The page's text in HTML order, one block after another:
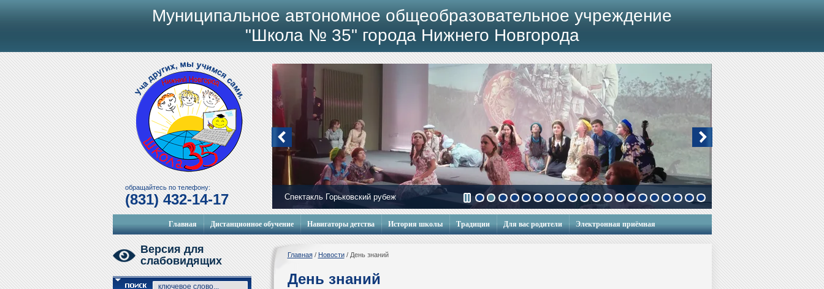
Спектакль Горьковский рубеж
Мобильный городок
обращайтесь по телефону:
(831) 432-14-17
Муниципальное автономное общеобразовательное учреждение
"Школа № 35" города Нижнего Новгорода
Главная Дистанционное обучение Навигаторы детства История школы Традиции Для вас родители Электронная приёмная
Версия для
слабовидящих
Главная/ Новости/ День знаний
День знаний